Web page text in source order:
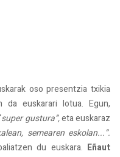
oso presentzia txikia
da euskarari lotua. Egun,
super gustura”,eta euskaraz
semearen eskolan...”.
du euskara. Eñaut